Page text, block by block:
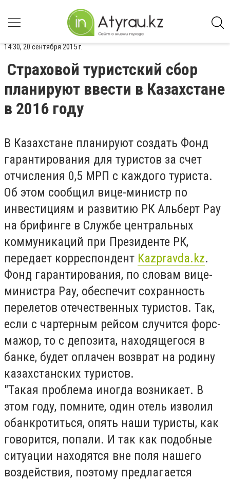
14:30, 20 сентября 2015 г.
Страховой туристский сбор
планируют ввести в Казахстане
в 2016 году
В Казахстане планируют создать Фонд
гарантирования для туристов за счет
отчисления 0,5 МРП с каждого туриста.
Об этом сообщил вице-министр по
инвестициям и развитию РК Альберт Рау
на брифинге в Службе центральных
коммуникаций при Президенте РК,
передает корреспондент Kazpravda.kz.
Фонд гарантирования, по словам вице-
министра Рау, обеспечит сохранность
перелетов отечественных туристов. Так,
если с чартерным рейсом случится форс-
мажор, то с депозита, находящегося в
банке, будет оплачен возврат на родину
казахстанских туристов.
"Такая проблема иногда возникает. В
этом году, помните, один отель изволил
обанкротиться, опять наши туристы, как
говорится, попали. И так как подобные
ситуации находятся вне поля нашего
воздействия, поэтому предлагается